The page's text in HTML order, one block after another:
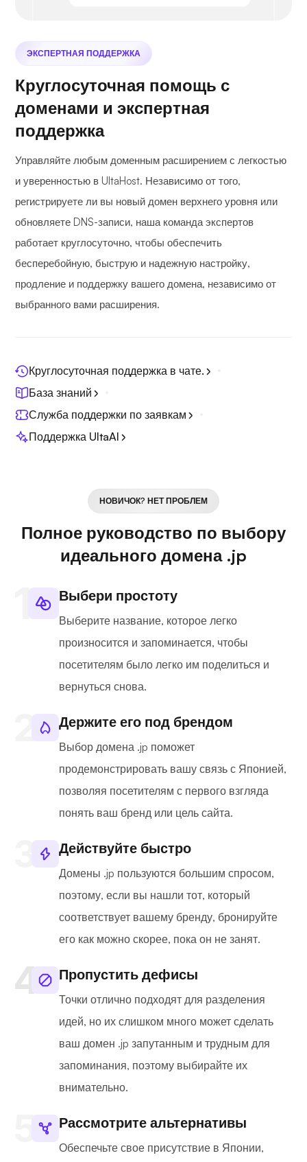
ЭКСПЕРТНАЯ ПОДДЕРЖКА
Круглосуточная помощь с
доменами и экспертная
поддержка
Управляйте любым доменным расширением с легкостью
и уверенностью в UltaHost. Независимо от того,
регистрируете ли вы новый домен верхнего уровня или
обновляете DNS-записи, наша команда экспертов
работает круглосуточно, чтобы обеспечить
бесперебойную, быструю и надежную настройку,
продление и поддержку вашего домена, независимо от
выбранного вами расширения.
Круглосуточная поддержка в чате.
База знаний
Служба поддержки по заявкам
Поддержка UltaAI
НОВИЧОК? НЕТ ПРОБЛЕМ
Полное руководство по выбору
идеального домена .jp
Выбери простоту
Выберите название, которое легко
произносится и запоминается, чтобы
посетителям было легко им поделиться и
вернуться снова.
Держите его под брендом
Выбор домена .jp поможет
продемонстрировать вашу связь с Японией,
позволяя посетителям с первого взгляда
понять ваш бренд или цель сайта.
Действуйте быстро
Домены .jp пользуются большим спросом,
поэтому, если вы нашли тот, который
соответствует вашему бренду, бронируйте
его как можно скорее, пока он не занят.
Пропустить дефисы
Точки отлично подходят для разделения
идей, но их слишком много может сделать
ваш домен .jp запутанным и трудным для
запоминания, поэтому выбирайте их
внимательно.
Рассмотрите альтернативы
Обеспечьте свое присутствие в Японии,